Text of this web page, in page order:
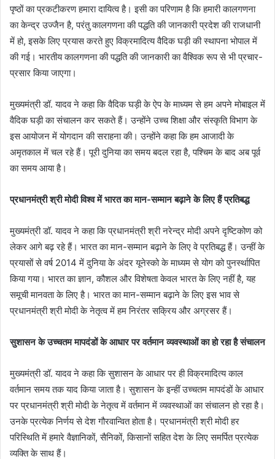
पृष्ठों का प्रकटीकरण हमारा दायित्व है। इसी का परिणाम है कि हमारी कालगणना
का केन्द्र उज्जैन है, परंतु कालगणना की पद्धति की जानकारी प्रदेश की राजधानी
में हो, इसके लिए प्रयास करते हुए विक्रमादित्य वैदिक घड़ी की स्थापना भोपाल में
की गई। भारतीय कालगणना की पद्धति की जानकारी का वैश्विक रूप से भी प्रचार-
प्रसार किया जाएगा।
मुख्यमंत्री डॉ. यादव ने कहा कि वैदिक घड़ी के ऐप के माध्यम से हम अपने मोबाइल में
वैदिक घड़ी का संचालन कर सकते हैं। उन्होंने उच्च शिक्षा और संस्कृति विभाग के
इस आयोजन में योगदान की सराहना की। उन्होंने कहा कि हम आजादी के
अमृतकाल में चल रहे हैं। पूरी दुनिया का समय बदल रहा है, पश्चिम के बाद अब पूर्व
का समय आया है।
प्रधानमंत्री श्री मोदी विश्व में भारत का मान-सम्मान बढ़ाने के लिए हैं प्रतिबद्ध
मुख्यमंत्री डॉ. यादव ने कहा कि प्रधानमंत्री श्री नरेन्द्र मोदी अपने दृष्टिकोण को
लेकर आगे बढ़ रहे हैं। भारत का मान-सम्मान बढ़ाने के लिए वे प्रतिबद्ध हैं। उन्हीं के
प्रयासों से वर्ष 2014 में दुनिया के अंदर यूनेस्को के माध्यम से योग को पुनर्स्थापित
किया गया। भारत का ज्ञान, कौशल और विशेषता केवल भारत के लिए नहीं है, यह
समूची मानवता के लिए है। भारत का मान-सम्मान बढ़ाने के लिए इस भाव से
प्रधानमंत्री श्री मोदी के नेतृत्व में हम निरंतर सक्रिय और अग्रसर हैं।
सुशासन के उच्चतम मापदंडों के आधार पर वर्तमान व्यवस्थाओं का हो रहा है संचालन
मुख्यमंत्री डॉ. यादव ने कहा कि सुशासन के आधार पर ही विक्रमादित्य काल
वर्तमान समय तक याद किया जाता है। सुशासन के इन्हीं उच्चतम मापदंडों के आधार
पर प्रधानमंत्री श्री मोदी के नेतृत्व में वर्तमान में व्यवस्थाओं का संचालन हो रहा है।
उनके प्रत्येक निर्णय से देश गौरवान्वित होता है। प्रधानमंत्री श्री मोदी हर
परिस्थिति में हमारे वैज्ञानिकों, सैनिकों, किसानों सहित देश के लिए समर्पित प्रत्येक
व्यक्ति के साथ हैं।